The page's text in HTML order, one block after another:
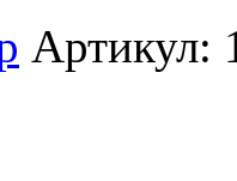
Артикул: